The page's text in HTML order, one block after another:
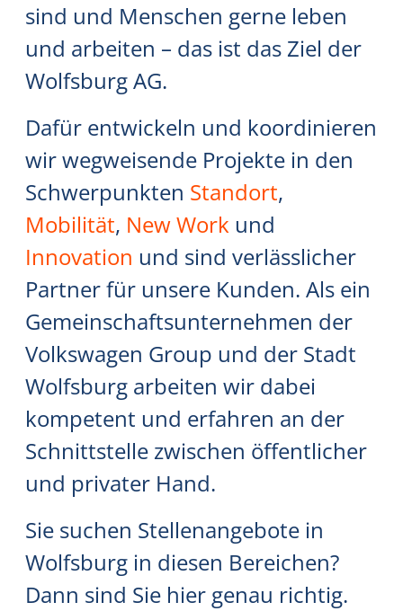
sind und Menschen gerne leben
und arbeiten – das ist das Ziel der
Wolfsburg AG.
Dafür entwickeln und koordinieren
wir wegweisende Projekte in den
Schwerpunkten Standort,
Mobilität, New Work und
Innovation und sind verlässlicher
Partner für unsere Kunden. Als ein
Gemeinschaftsunternehmen der
Volkswagen Group und der Stadt
Wolfsburg arbeiten wir dabei
kompetent und erfahren an der
Schnittstelle zwischen öffentlicher
und privater Hand.
Sie suchen Stellenangebote in
Wolfsburg in diesen Bereichen?
Dann sind Sie hier genau richtig.